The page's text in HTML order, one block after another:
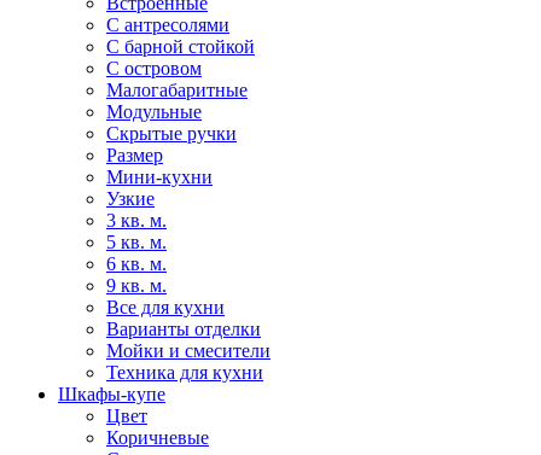
С антресолями
С барной стойкой
С островом
Малогабаритные
Модульные
Скрытые ручки
Размер
Мини-кухни
Узкие
3 кв. м.
5 кв. м.
6 кв. м.
9 кв. м.
Все для кухни
Варианты отделки
Мойки и смесители
Техника для кухни
Шкафы-купе
Цвет
Коричневые